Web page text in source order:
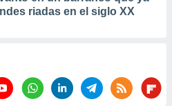
riadas en el siglo XX